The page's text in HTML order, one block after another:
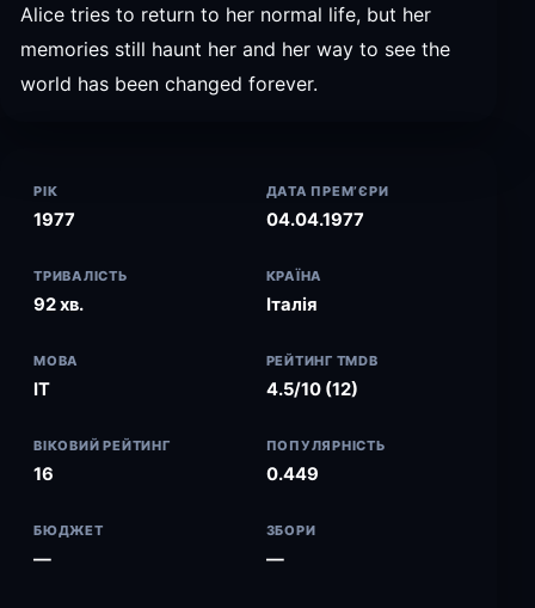
Alice tries to return to her normal life, but her
memories still haunt her and her way to see the
world has been changed forever.
РІК
1977
ДАТА ПРЕМ’ЄРИ
04.04.1977
ТРИВАЛІСТЬ
92 хв.
КРАЇНА
Італія
МОВА
IT
РЕЙТИНГ TMDB
4.5/10 (12)
ВІКОВИЙ РЕЙТИНГ
16
ПОПУЛЯРНІСТЬ
0.449
БЮДЖЕТ
—
ЗБОРИ
—